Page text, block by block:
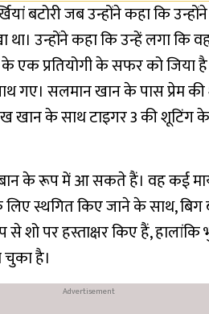
बटोरी जब उन्होंने कहा कि
था। उन्होंने कहा कि उन्हें लगा
के एक प्रतियोगी के सफर को
सलमान खान के पास प्रेम की
खान के साथ टाइगर 3 की शूटिंग
के रूप में आ सकते हैं। वह कई
स्थगित किए जाने के साथ,
शो पर हस्ताक्षर किए हैं,
है।